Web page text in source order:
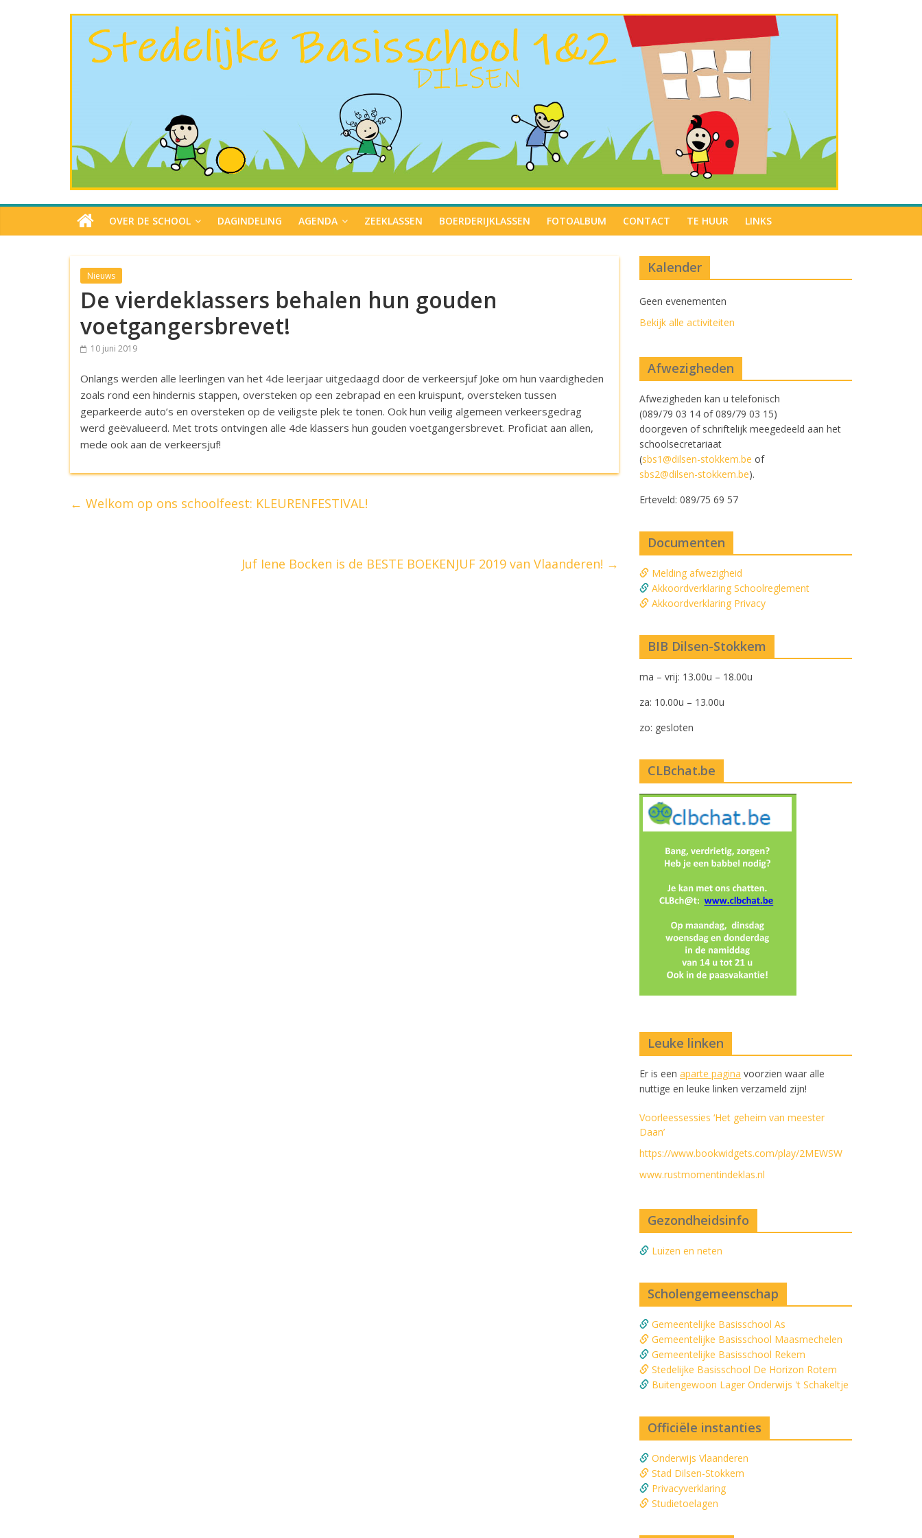
OVER DE SCHOOL DAGINDELING AGENDA ZEEKLASSEN BOERDERIJKLASSEN FOTOALBUM CONTACT TE HUUR LINKS
Nieuws
De vierdeklassers behalen hun gouden
voetgangersbrevet!
10 juni 2019
Onlangs werden alle leerlingen van het 4de leerjaar uitgedaagd door de verkeersjuf Joke om hun vaardigheden
zoals rond een hindernis stappen, oversteken op een zebrapad en een kruispunt, oversteken tussen
geparkeerde auto’s en oversteken op de veiligste plek te tonen. Ook hun veilig algemeen verkeersgedrag
werd geëvalueerd. Met trots ontvingen alle 4de klassers hun gouden voetgangersbrevet. Proficiat aan allen,
mede ook aan de verkeersjuf!
← Welkom op ons schoolfeest: KLEURENFESTIVAL!
Juf Iene Bocken is de BESTE BOEKENJUF 2019 van Vlaanderen! →
Kalender
Geen evenementen
Bekijk alle activiteiten
Afwezigheden
Afwezigheden kan u telefonisch
(089/79 03 14 of 089/79 03 15)
doorgeven of schriftelijk meegedeeld aan het
schoolsecretariaat
(sbs1@dilsen-stokkem.be of
sbs2@dilsen-stokkem.be).
Erteveld: 089/75 69 57
Documenten
Melding afwezigheid
Akkoordverklaring Schoolreglement
Akkoordverklaring Privacy
BIB Dilsen-Stokkem
ma – vrij: 13.00u – 18.00u
za: 10.00u – 13.00u
zo: gesloten
CLBchat.be
Leuke linken
Er is een aparte pagina voorzien waar alle
nuttige en leuke linken verzameld zijn!
Voorleessessies ‘Het geheim van meester
Daan’
https://www.bookwidgets.com/play/2MEWSW
www.rustmomentindeklas.nl
Gezondheidsinfo
Luizen en neten
Scholengemeenschap
Gemeentelijke Basisschool As
Gemeentelijke Basisschool Maasmechelen
Gemeentelijke Basisschool Rekem
Stedelijke Basisschool De Horizon Rotem
Buitengewoon Lager Onderwijs 't Schakeltje
Officiële instanties
Onderwijs Vlaanderen
Stad Dilsen-Stokkem
Privacyverklaring
Studietoelagen